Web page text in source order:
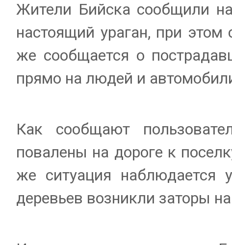
Жители Бийска сообщили
настоящий ураган, при
же сообщается о
прямо на людей и
Как сообщают
повалены на дороге к
же ситуация
деревьев возникли заторы